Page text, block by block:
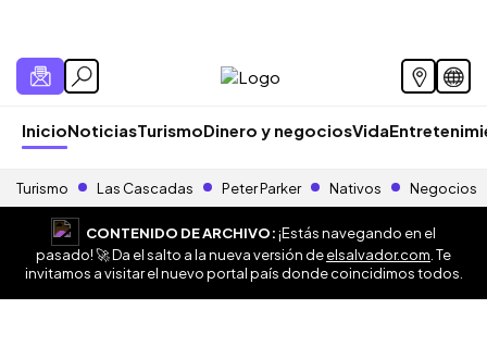
InicioNoticiasTurismoDinero y negociosVida
Turismo Las Cascadas Peter Parker Nativos Negocios
CONTENIDO DE ARCHIVO:¡Estás navegando en el
pasado! 🚀 Da el salto a la nueva versión deelsalvador.com . Te
invitamos a visitar el nuevo portal país donde coincidimos todos.